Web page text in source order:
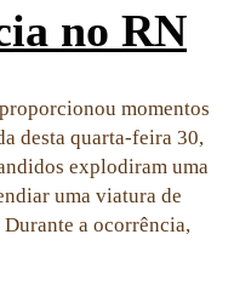
no RN
momentos
desta quarta-feira 30,
explodiram uma
uma viatura de
a ocorrência,